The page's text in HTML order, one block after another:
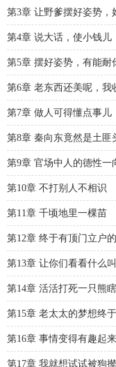
第3章 让野爹摆好姿势，
第4章 说大话，使小钱儿
第5章 摆好姿势，有能耐
第6章 老东西还美呢，我
第7章 做人可得懂点事儿
第8章 秦向东竟然是土匪
第9章 官场中人的德性一
第10章 不打别人不相识
第11章 千顷地里一棵苗
第12章 终于有顶门立户
第13章 让你们看看什么
第14章 活活打死一只熊
第15章 老太太的梦想终
第16章 事情变得有趣起
第17章 我就想试试被狗